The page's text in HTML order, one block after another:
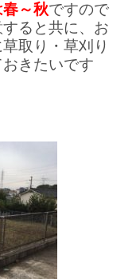
～秋ですので
ると共に、お
取り・草刈り
きたいです